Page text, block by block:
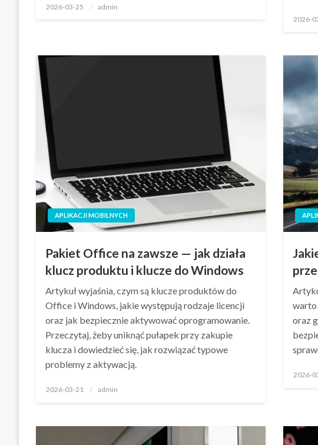
Opublikowane
2026-03-25 admin
2026-
APLIKACJI MOBILNYCH
Pakiet Office na zawsze — jak działa
klucz produktu i klucze do Windows
Artykuł wyjaśnia, czym są klucze produktów do
Office i Windows, jakie występują rodzaje licencji
oraz jak bezpiecznie aktywować oprogramowanie.
Przeczytaj, żeby uniknąć pułapek przy zakupie
klucza i dowiedzieć się, jak rozwiązać typowe
problemy z aktywacją.
Opublikowane
2026-03-21 admin
warto
oraz
2026-